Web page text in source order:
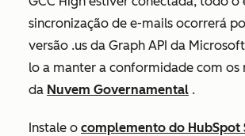
sincronização de e-mails ocorrerá
versão .us da Graph API da
lo a manter a conformidade com os
da Nuvem Governamental .
Instale o complemento do HubSpot